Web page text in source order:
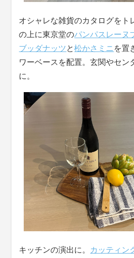
オシャレな雑貨のカタログをト
の上に東京堂のパンパスレーヌ
ブッダナッツ と松かさミニ を置
ワーベースを配置。玄関やセン
に。
キッチンの演出に。 カッティン